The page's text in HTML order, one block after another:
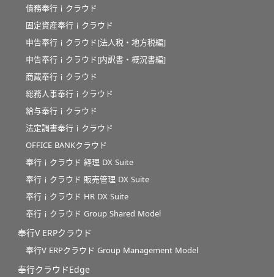
債務奉行ｉクラウド
固定資産奉行ｉクラウド
申告奉行ｉクラウド[法人税・地方税編]
申告奉行ｉクラウド[内訳書・概況書編]
商蔵奉行ｉクラウド
総務人事奉行ｉクラウド
給与奉行ｉクラウド
法定調書奉行ｉクラウド
OFFICE BANKクラウド
奉行ｉクラウド 経理 DX Suite
奉行ｉクラウド 販売管理 DX Suite
奉行ｉクラウド HR DX Suite
奉行ｉクラウド Group Shared Model
奉行V ERPクラウド
奉行V ERPクラウド Group Management Model
奉行クラウドEdge